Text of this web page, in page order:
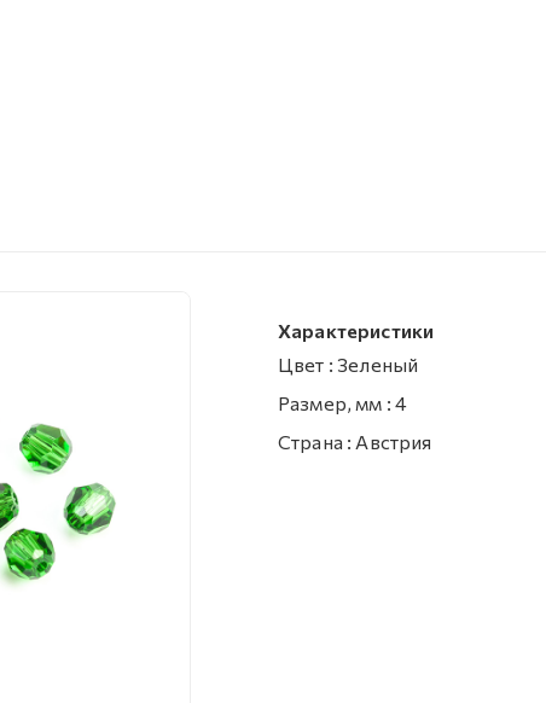
Характеристики
Цвет : Зеленый
Размер, мм : 4
Страна : Австрия